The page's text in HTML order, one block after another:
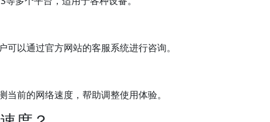
以通过官方网站的客服系统进行咨询。
前的网络速度，帮助调整使用体验。